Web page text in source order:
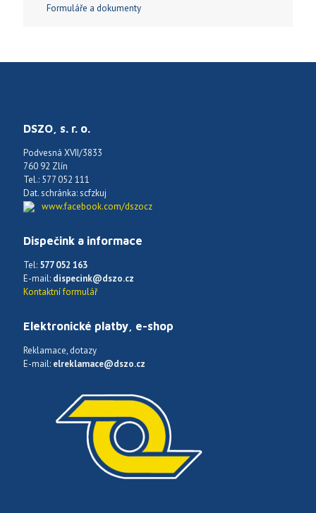
Formuláře a dokumenty
DSZO, s. r. o.
Podvesná XVII/3833
760 92 Zlín
Tel.: 577 052 111
Dat. schránka: scfzkuj
www.facebook.com/dszocz
Dispečink a informace
Tel: 577 052 163
E-mail: dispecink@dszo.cz
Kontaktní formulář
Elektronické platby, e-shop
Reklamace, dotazy
E-mail: elreklamace@dszo.cz